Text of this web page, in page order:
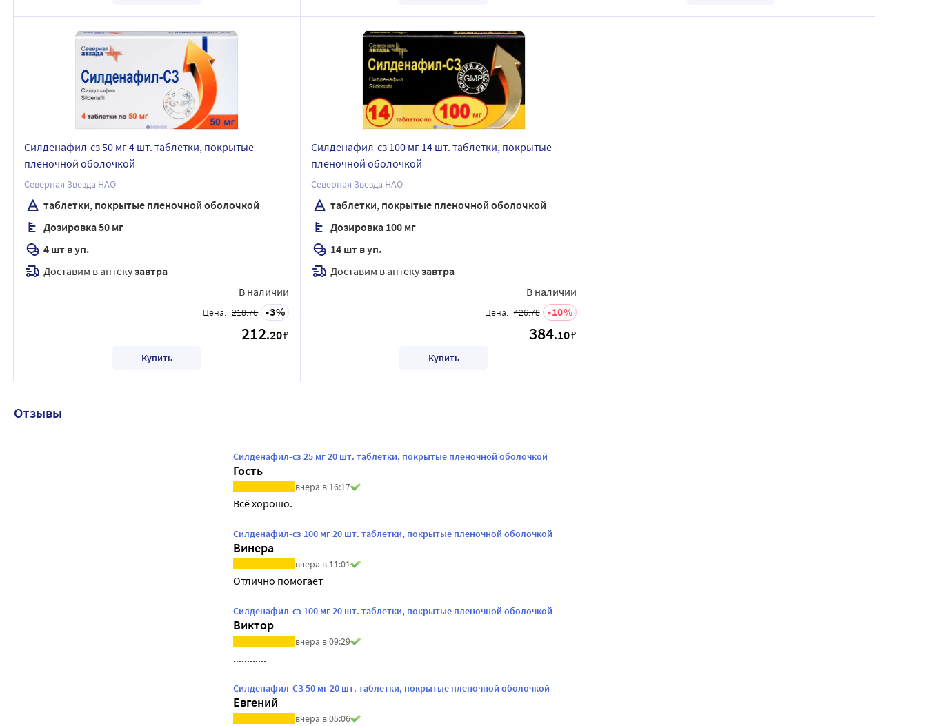
Силденафил-сз 50 мг 4 шт. таблетки, покрытые
пленочной оболочкой
Северная Звезда НАО
таблетки, покрытые пленочной оболочкой
Дозировка 50 мг
4 шт в уп.
Доставим в аптекузавтра
В наличии
Цена: 218.76 3
212.20₽
Купить
Силденафил-сз 100 мг 14 шт. таблетки, покрытые
пленочной оболочкой
Северная Звезда НАО
таблетки, покрытые пленочной оболочкой
Дозировка 100 мг
14 шт в уп.
Доставим в аптекузавтра
В наличии
Цена: 426.78 10
384.10₽
Купить
Отзывы
Силденафил-сз 25 мг 20 шт. таблетки, покрытые пленочной оболочкой
Гость
вчера в 16:17
Всё хорошо.
Силденафил-сз 100 мг 20 шт. таблетки, покрытые пленочной оболочкой
Винера
вчера в 11:01
Отлично помогает
Силденафил-сз 100 мг 20 шт. таблетки, покрытые пленочной оболочкой
Виктор
вчера в 09:29
............
Силденафил-СЗ 50 мг 20 шт. таблетки, покрытые пленочной оболочкой
Евгений
вчера в 05:06